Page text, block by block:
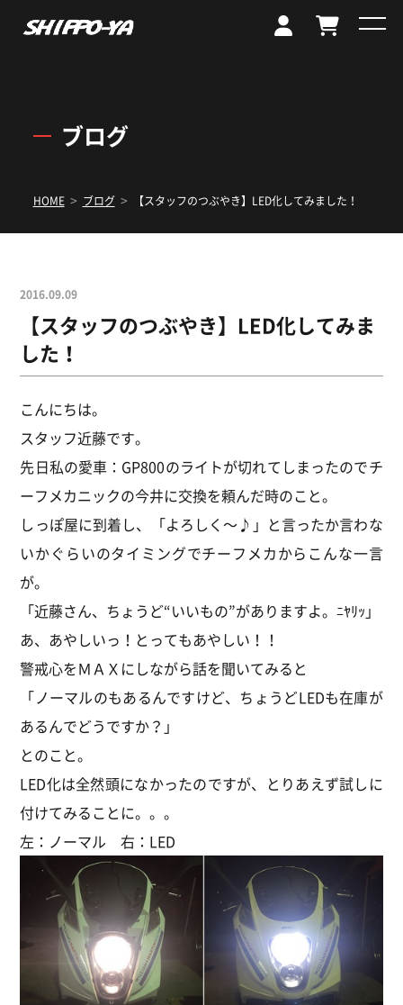
ブログ
HOME > ブログ > 【スタッフのつぶやき】LED化してみました！
2016.09.09
【スタッフのつぶやき】LED化してみま
した！
こんにちは。
スタッフ近藤です。
先日私の愛車：GP800のライトが切れてしまったのでチ
ーフメカニックの今井に交換を頼んだ時のこと。
しっぽ屋に到着し、「よろしく～♪」と言ったか言わな
いかぐらいのタイミングでチーフメカからこんな一言
が。
「近藤さん、ちょうど“いいもの”がありますよ。ﾆﾔﾘｯ」
あ、あやしいっ！とってもあやしい！！
警戒心をＭＡＸにしながら話を聞いてみると
「ノーマルのもあるんですけど、ちょうどLEDも在庫が
あるんでどうですか？」
とのこと。
LED化は全然頭になかったのですが、とりあえず試しに
付けてみることに。。。
左：ノーマル 右：LED